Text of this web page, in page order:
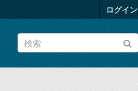
ログイン